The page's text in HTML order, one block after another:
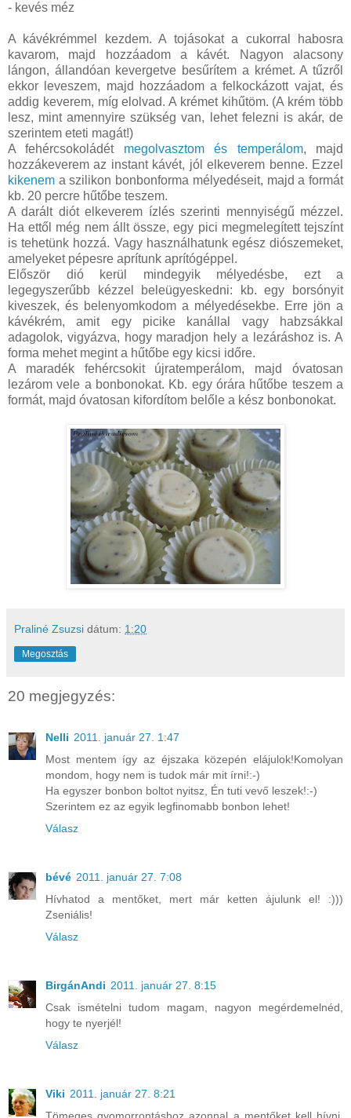
- kevés méz
A kávékrémmel kezdem. A tojásokat a cukorral habosra
kavarom, majd hozzáadom a kávét. Nagyon alacsony
lángon, állandóan kevergetve besűrítem a krémet. A tűzről
ekkor leveszem, majd hozzáadom a felkockázott vajat, és
addig keverem, míg elolvad. A krémet kihűtöm. (A krém több
lesz, mint amennyire szükség van, lehet felezni is akár, de
szerintem eteti magát!)
A fehércsokoládét megolvasztom és temperálom, majd
hozzákeverem az instant kávét, jól elkeverem benne. Ezzel
kikenem a szilikon bonbonforma mélyedéseit, majd a formát
kb. 20 percre hűtőbe teszem.
A darált diót elkeverem ízlés szerinti mennyiségű mézzel.
Ha ettől még nem állt össze, egy pici megmelegített tejszínt
is tehetünk hozzá. Vagy használhatunk egész diószemeket,
amelyeket pépesre aprítunk aprítógéppel.
Először dió kerül mindegyik mélyedésbe, ezt a
legegyszerűbb kézzel beleügyeskedni: kb. egy borsónyit
kiveszek, és belenyomkodom a mélyedésekbe. Erre jön a
kávékrém, amit egy picike kanállal vagy habzsákkal
adagolok, vigyázva, hogy maradjon hely a lezáráshoz is. A
forma mehet megint a hűtőbe egy kicsi időre.
A maradék fehércsokit újratemperálom, majd óvatosan
lezárom vele a bonbonokat. Kb. egy órára hűtőbe teszem a
formát, majd óvatosan kifordítom belőle a kész bonbonokat.
Praliné Zsuzsi dátum: 1:20
Megosztás
20 megjegyzés:
Nelli 2011. január 27. 1:47
Most mentem így az éjszaka közepén elájulok!Komolyan
mondom, hogy nem is tudok már mit írni!:-)
Ha egyszer bonbon boltot nyitsz, Én tuti vevő leszek!:-)
Szerintem ez az egyik legfinomabb bonbon lehet!
Válasz
bévé 2011. január 27. 7:08
Hívhatod a mentőket, mert már ketten ájulunk el! :)))
Zseniális!
Válasz
BirgánAndi 2011. január 27. 8:15
Csak ismételni tudom magam, nagyon megérdemelnéd,
hogy te nyerjél!
Válasz
Viki 2011. január 27. 8:21
Tömeges gyomorrontáshoz azonnal a mentőket kell hívni,